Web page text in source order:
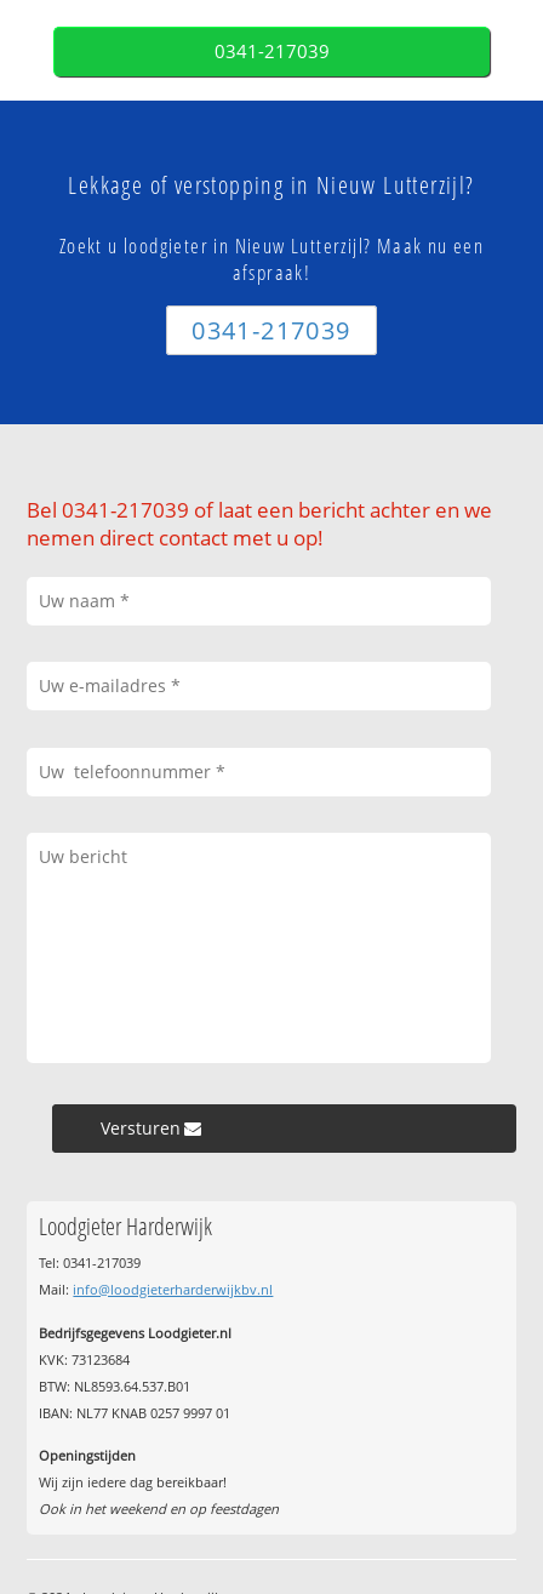
0341-217039
Lekkage of verstopping in Nieuw Lutterzijl?
Zoekt u loodgieter in Nieuw Lutterzijl? Maak nu een
afspraak!
0341-217039
Bel 0341-217039 of laat een bericht achter en we
nemen direct contact met u op!
Versturen »
Loodgieter Harderwijk
Tel: 0341-217039
Mail: info@loodgieterharderwijkbv.nl
Bedrijfsgegevens Loodgieter.nl
KVK: 73123684
BTW: NL8593.64.537.B01
IBAN: NL77 KNAB 0257 9997 01
Openingstijden
Wij zijn iedere dag bereikbaar!
Ook in het weekend en op feestdagen